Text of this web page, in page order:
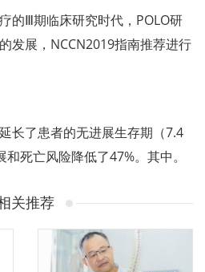
的Ⅲ期临床研究时代，POLO研
发展，NCCN2019指南推荐进行
长了患者的无进展生存期（7.4
死亡风险降低了47%。其中。
关推荐